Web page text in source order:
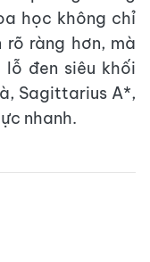
học không chỉ
ràng hơn, mà
đen siêu khối
Sagittarius A*,
nhanh.